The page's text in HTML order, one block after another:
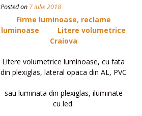
Posted on 7 iulie 2018
Firme luminoase, reclame
luminoase
Litere volumetrice
Craiova
Litere volumetrice luminoase, cu fata
din plexiglas, lateral opaca din AL, PVC
sau luminata din plexiglas, iluminate
cu led.